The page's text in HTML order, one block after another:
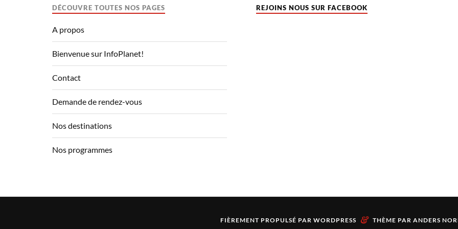
DÉCOUVRE TOUTES NOS PAGES
A propos
Bienvenue sur InfoPlanet!
Contact
Demande de rendez-vous
Nos destinations
Nos programmes
REJOINS NOUS SUR FACEBOOK
FIÈREMENT PROPULSÉ PAR WORDPRESS & THÈME PAR ANDERS